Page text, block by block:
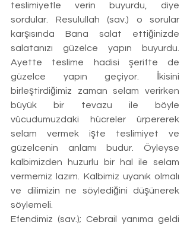
teslimiyetle verin buyurdu, diye
sordular. Resulullah (sav.) o sorular
karşısında Bana salat ettiğinizde
salatanızı güzelce yapın buyurdu.
Ayette teslime hadisi şerifte de
güzelce yapın geçiyor. İkisini
birleştirdiğimiz zaman selam verirken
büyük bir tevazu ile böyle
vücudumuzdaki hücreler ürpererek
selam vermek işte teslimiyet ve
güzelcenin anlamı budur. Öyleyse
kalbimizden huzurlu bir hal ile selam
vermemiz lazım. Kalbimiz uyanık olmalı
ve dilimizin ne söylediğini düşünerek
söylemeli.
Efendimiz (sav.); Cebrail yanıma geldi